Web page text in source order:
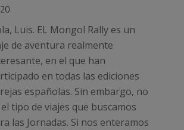
Luis. EL Mongol Rally es un
de aventura realmente
en el que han
en todas las ediciones
españolas. Sin embargo, no
tipo de viajes que buscamos
las Jornadas. Si nos enteramos